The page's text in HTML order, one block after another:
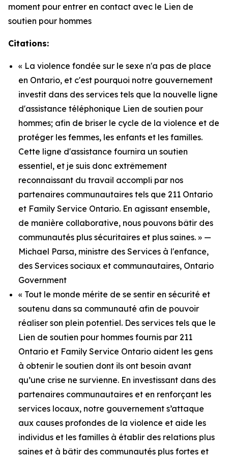
moment pour entrer en contact avec le Lien de
soutien pour hommes
Citations:
« La violence fondée sur le sexe n'a pas de place
en Ontario, et c'est pourquoi notre gouvernement
investit dans des services tels que la nouvelle ligne
d'assistance téléphonique Lien de soutien pour
hommes; afin de briser le cycle de la violence et de
protéger les femmes, les enfants et les familles.
Cette ligne d'assistance fournira un soutien
essentiel, et je suis donc extrêmement
reconnaissant du travail accompli par nos
partenaires communautaires tels que 211 Ontario
et Family Service Ontario. En agissant ensemble,
de manière collaborative, nous pouvons bâtir des
communautés plus sécuritaires et plus saines. » —
Michael Parsa, ministre des Services à l'enfance,
des Services sociaux et communautaires, Ontario
Government
« Tout le monde mérite de se sentir en sécurité et
soutenu dans sa communauté afin de pouvoir
réaliser son plein potentiel. Des services tels que le
Lien de soutien pour hommes fournis par 211
Ontario et Family Service Ontario aident les gens
à obtenir le soutien dont ils ont besoin avant
qu’une crise ne survienne. En investissant dans des
partenaires communautaires et en renforçant les
services locaux, notre gouvernement s’attaque
aux causes profondes de la violence et aide les
individus et les familles à établir des relations plus
saines et à bâtir des communautés plus fortes et